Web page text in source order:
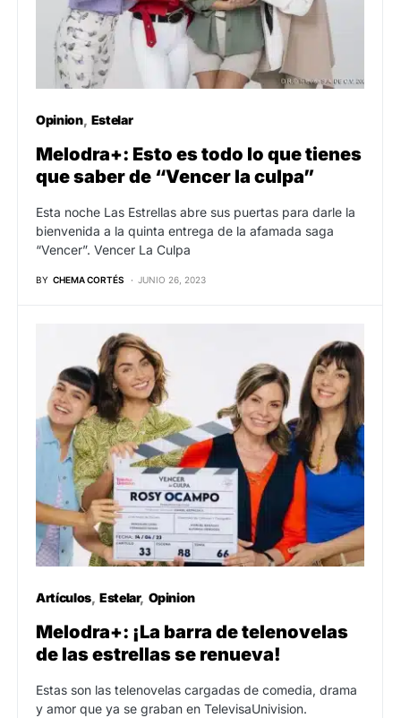
Opinion Estelar
Melodra+: Esto es todo lo que tienes
que saber de “Vencer la culpa”
Esta noche Las Estrellas abre sus puertas para darle la
bienvenida a la quinta entrega de la afamada saga
“Vencer”. Vencer La Culpa
BY CHEMA CORTÉS JUNIO 26, 2023
Artículos Estelar Opinion
Melodra+: ¡La barra de telenovelas
de las estrellas se renueva!
Estas son las telenovelas cargadas de comedia, drama
y amor que ya se graban en TelevisaUnivision.